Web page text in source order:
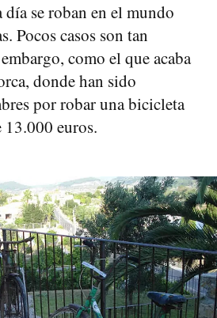
día se roban en el mundo
Pocos casos son tan
como el que acaba
donde han sido
por robar una bicicleta
13.000 euros.